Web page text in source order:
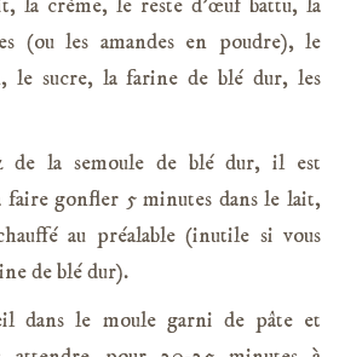
la crème, le reste d’œuf battu, la
(ou les amandes en poudre), le
le sucre, la farine de blé dur, les
de la semoule de blé dur, il est
faire gonfler 5 minutes dans le lait,
au préalable (inutile si vous
de blé dur).
dans le moule garni de pâte et